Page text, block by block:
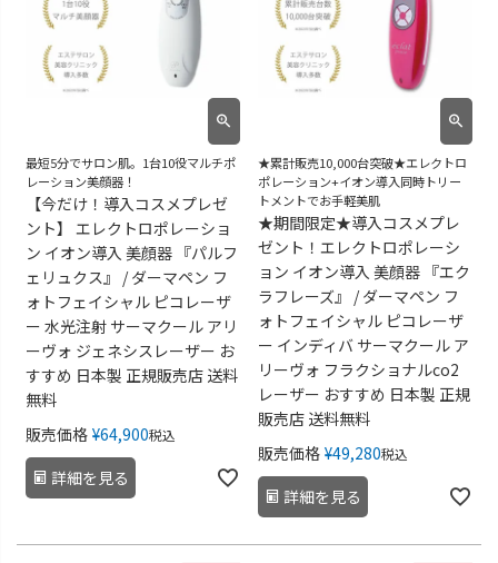
最短5分でサロン肌。1台10役マルチポ
レーション美顔器！
【今だけ！導入コスメプレゼ
ント】 エレクトロポレーショ
ン イオン導入 美顔器 『パルフ
ェリュクス』 / ダーマペン フ
ォトフェイシャル ピコレーザ
ー 水光注射 サーマクール アリ
ーヴォ ジェネシスレーザー お
すすめ 日本製 正規販売店 送料
無料
販売価格 ¥64,900税込
詳細を見る
★累計販売10,000台突破★エレクトロ
ポレーション+イオン導入同時トリー
トメントでお手軽美肌
★期間限定★導入コスメプレ
ゼント！エレクトロポレーシ
ョン イオン導入 美顔器 『エク
ラフレーズ』 / ダーマペン フ
ォトフェイシャル ピコレーザ
ー インディバ サーマクール ア
リーヴォ フラクショナルco2
レーザー おすすめ 日本製 正規
販売店 送料無料
販売価格 ¥49,280税込
詳細を見る